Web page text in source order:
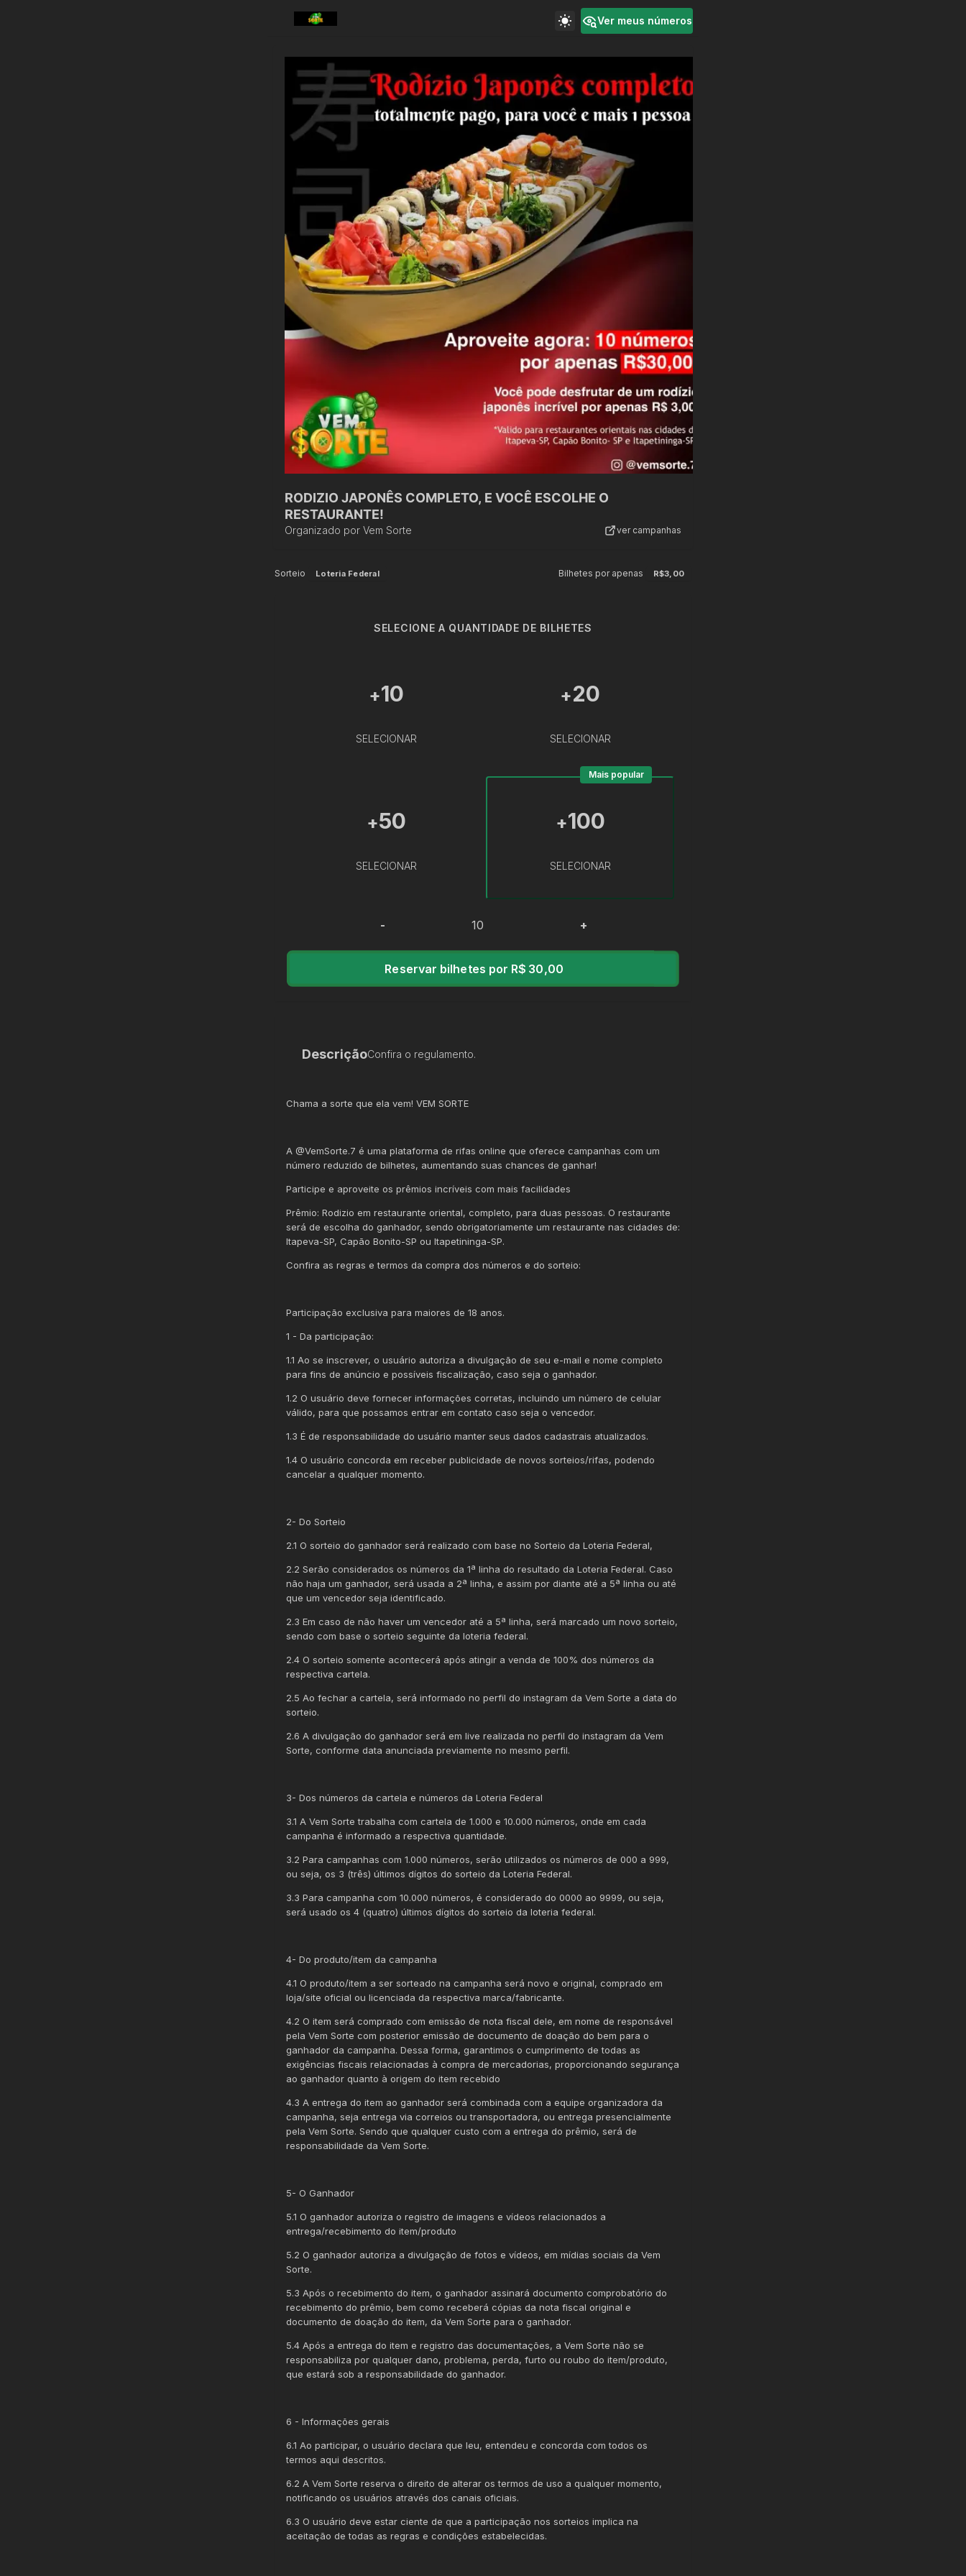
Ver meus números
RODIZIO JAPONÊS COMPLETO, E VOCÊ ESCOLHE O
RESTAURANTE!
Organizado por Vem Sorte ver campanhas
Sorteio Loteria Federal Bilhetes por apenas R$3,00
SELECIONE A QUANTIDADE DE BILHETES
+10
SELECIONAR
+20
SELECIONAR
+50
SELECIONAR
+100
SELECIONAR
Mais popular
- +
Reservar bilhetes por R$ 30,00
DescriçãoConfira o regulamento.
Chama a sorte que ela vem! VEM SORTE
A @VemSorte.7 é uma plataforma de rifas online que oferece campanhas com um
número reduzido de bilhetes, aumentando suas chances de ganhar!
Participe e aproveite os prêmios incríveis com mais facilidades
Prêmio: Rodizio em restaurante oriental, completo, para duas pessoas. O restaurante
será de escolha do ganhador, sendo obrigatoriamente um restaurante nas cidades de:
Itapeva-SP, Capão Bonito-SP ou Itapetininga-SP.
Confira as regras e termos da compra dos números e do sorteio:
Participação exclusiva para maiores de 18 anos.
1 - Da participação:
1.1 Ao se inscrever, o usuário autoriza a divulgação de seu e-mail e nome completo
para fins de anúncio e possíveis fiscalização, caso seja o ganhador.
1.2 O usuário deve fornecer informações corretas, incluindo um número de celular
válido, para que possamos entrar em contato caso seja o vencedor.
1.3 É de responsabilidade do usuário manter seus dados cadastrais atualizados.
1.4 O usuário concorda em receber publicidade de novos sorteios/rifas, podendo
cancelar a qualquer momento.
2- Do Sorteio
2.1 O sorteio do ganhador será realizado com base no Sorteio da Loteria Federal,
2.2 Serão considerados os números da 1ª linha do resultado da Loteria Federal. Caso
não haja um ganhador, será usada a 2ª linha, e assim por diante até a 5ª linha ou até
que um vencedor seja identificado.
2.3 Em caso de não haver um vencedor até a 5ª linha, será marcado um novo sorteio,
sendo com base o sorteio seguinte da loteria federal.
2.4 O sorteio somente acontecerá após atingir a venda de 100% dos números da
respectiva cartela.
2.5 Ao fechar a cartela, será informado no perfil do instagram da Vem Sorte a data do
sorteio.
2.6 A divulgação do ganhador será em live realizada no perfil do instagram da Vem
Sorte, conforme data anunciada previamente no mesmo perfil.
3- Dos números da cartela e números da Loteria Federal
3.1 A Vem Sorte trabalha com cartela de 1.000 e 10.000 números, onde em cada
campanha é informado a respectiva quantidade.
3.2 Para campanhas com 1.000 números, serão utilizados os números de 000 a 999,
ou seja, os 3 (três) últimos dígitos do sorteio da Loteria Federal.
3.3 Para campanha com 10.000 números, é considerado do 0000 ao 9999, ou seja,
será usado os 4 (quatro) últimos dígitos do sorteio da loteria federal.
4- Do produto/item da campanha
4.1 O produto/item a ser sorteado na campanha será novo e original, comprado em
loja/site oficial ou licenciada da respectiva marca/fabricante.
4.2 O item será comprado com emissão de nota fiscal dele, em nome de responsável
pela Vem Sorte com posterior emissão de documento de doação do bem para o
ganhador da campanha. Dessa forma, garantimos o cumprimento de todas as
exigências fiscais relacionadas à compra de mercadorias, proporcionando segurança
ao ganhador quanto à origem do item recebido
4.3 A entrega do item ao ganhador será combinada com a equipe organizadora da
campanha, seja entrega via correios ou transportadora, ou entrega presencialmente
pela Vem Sorte. Sendo que qualquer custo com a entrega do prêmio, será de
responsabilidade da Vem Sorte.
5- O Ganhador
5.1 O ganhador autoriza o registro de imagens e vídeos relacionados a
entrega/recebimento do item/produto
5.2 O ganhador autoriza a divulgação de fotos e vídeos, em mídias sociais da Vem
Sorte.
5.3 Após o recebimento do item, o ganhador assinará documento comprobatório do
recebimento do prêmio, bem como receberá cópias da nota fiscal original e
documento de doação do item, da Vem Sorte para o ganhador.
5.4 Após a entrega do item e registro das documentações, a Vem Sorte não se
responsabiliza por qualquer dano, problema, perda, furto ou roubo do item/produto,
que estará sob a responsabilidade do ganhador.
6 - Informações gerais
6.1 Ao participar, o usuário declara que leu, entendeu e concorda com todos os
termos aqui descritos.
6.2 A Vem Sorte reserva o direito de alterar os termos de uso a qualquer momento,
notificando os usuários através dos canais oficiais.
6.3 O usuário deve estar ciente de que a participação nos sorteios implica na
aceitação de todas as regras e condições estabelecidas.